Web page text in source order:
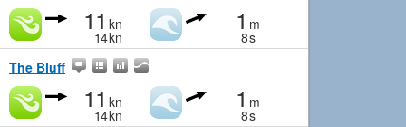
11 kn
14kn
1 m
8s
The Bluff
11 kn
14kn
1 m
8s